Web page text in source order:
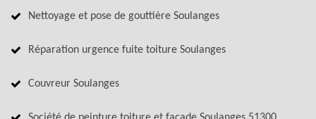
Nettoyage et pose de gouttière Soulanges
Réparation urgence fuite toiture Soulanges
Couvreur Soulanges